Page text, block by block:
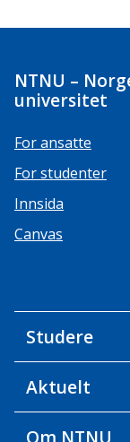
NTNU –
universitet
For ansatte
For studenter
Innsida
Canvas
Studere
Aktuelt